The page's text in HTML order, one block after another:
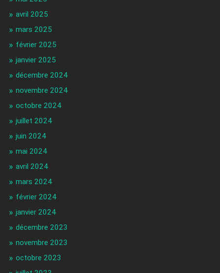
avril 2025
mars 2025
février 2025
janvier 2025
décembre 2024
novembre 2024
octobre 2024
juillet 2024
juin 2024
mai 2024
avril 2024
mars 2024
février 2024
janvier 2024
décembre 2023
novembre 2023
octobre 2023